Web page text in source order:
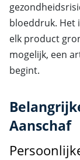
bloeddruk. Het
elk product
mogelijk, een
begint.
Aanschaf